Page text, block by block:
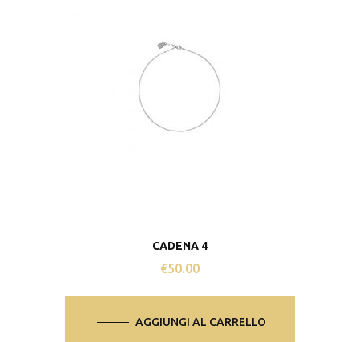
CADENA 4
€50.00
AGGIUNGI AL CARRELLO